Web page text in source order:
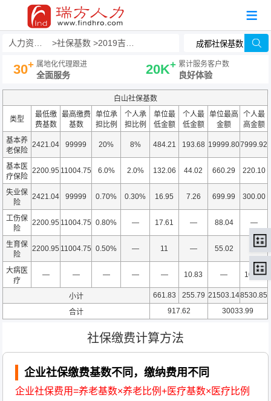
社保基数 2019吉林社保基数
30+ 属地化代理跟进
全面服务 20K+ 累计服务客户数
良好体验
白山社保基数
类型
最低缴
费基数
最高缴费
基数
单位承
担比例
个人承
担比例
单位最
低金额
个人最
低金额
单位最高
金额
个人最
高金额
基本养
老保险
2421.04 99999 20% 8% 484.21 193.68 19999.807999.92
基本医
疗保险
2200.95 11004.75 6.0% 2.0% 132.06 44.02 660.29 220.10
失业保
险
2421.04 99999 0.70% 0.30% 16.95 7.26 699.99 300.00
工伤保
险
2200.95 11004.75 0.80% — 17.61 — 88.04 —
生育保
险
2200.95 11004.75 0.50% — 11 — 55.02 —
大病医
疗
— — — — — 10.83 — 10.83
小计 661.83 255.79 21503.148530.85
合计
917.62 30033.99
社保缴费计算方法
企业社保缴费基数不同，缴纳费用不同
企业社保费用=养老基数×养老比例+医疗基数×医疗比例